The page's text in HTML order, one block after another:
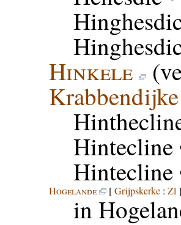
Hinkele
Krabbendijke
Hintecline
Hintecline
Hogelande [Grijpskerke: Zl ]
in